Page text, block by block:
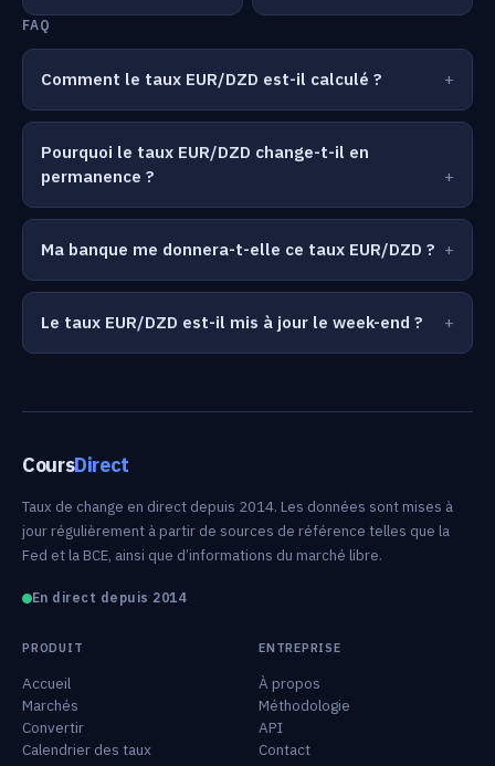
FAQ
Comment le taux EUR/DZD est-il calculé ?
Pourquoi le taux EUR/DZD change-t-il en
permanence ?
Ma banque me donnera-t-elle ce taux EUR/DZD ?
Le taux EUR/DZD est-il mis à jour le week-end ?
CoursDirect
Taux de change en direct depuis 2014. Les données sont mises à
jour régulièrement à partir de sources de référence telles que la
Fed et la BCE, ainsi que d’informations du marché libre.
En direct depuis 2014
PRODUIT
Accueil
Marchés
Convertir
Calendrier des taux
ENTREPRISE
À propos
Méthodologie
API
Contact